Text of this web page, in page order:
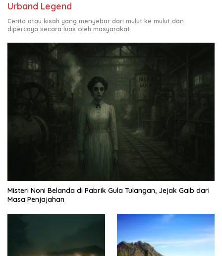
Urband Legend
Cerita atau kisah yang menyebar dari mulut ke mulut dan
dipercaya secara luas oleh masyarakat
Misteri Noni Belanda di Pabrik Gula Tulangan, Jejak Gaib dari
Masa Penjajahan